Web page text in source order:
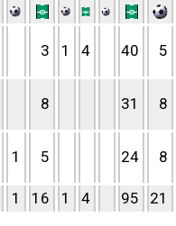
3 1 4 40 5
8 31 8
1 5 24 8
1 16 1 4 95 21